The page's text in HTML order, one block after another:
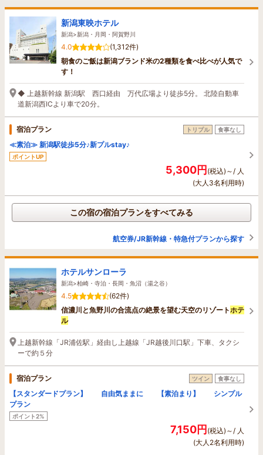
新潟東映ホテル
新潟>新潟・月岡・阿賀野川
4.0
(1,312件)
朝食のご飯は新潟ブランド米の2種類を食べ比べが人気で
す！
◆ 上越新幹線 新潟駅 西口経由 万代広場より徒歩5分。 北陸自動車
道新潟西ICより車で20分。
宿泊プラン トリプル 食事なし
≪素泊≫ 新潟駅徒歩5分♪新プルstay♪
ポイントUP
5,300円(税込)～/ 人
(大人3名利用時)
この宿の宿泊プランをすべてみる
航空券/JR新幹線・特急付プランから探す
ホテルサンローラ
新潟>柏崎・寺泊・長岡・魚沼（湯之谷）
4.5
(62件)
信濃川と魚野川の合流点の絶景を望む天空のリゾートホテ
ル
上越新幹線「JR浦佐駅」経由し上越線「JR越後川口駅」下車、タクシ
ーで約５分
宿泊プラン ツイン 食事なし
【スタンダードプラン】 自由気ままに 【素泊まり】 シンプル
プラン
ポイント2%
7,150円(税込)～/ 人
(大人2名利用時)